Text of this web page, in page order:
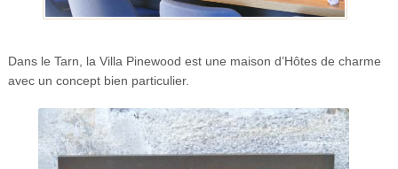
Dans le Tarn, la Villa Pinewood est une maison d’Hôtes de charme
avec un concept bien particulier.